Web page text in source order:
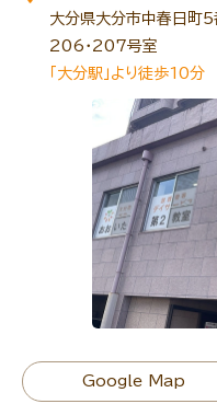
大分県大分市中春日
206・207号室
「大分駅」より徒歩10分
Google Map